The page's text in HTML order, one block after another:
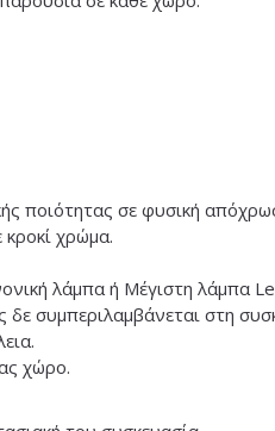
ποιότητας σε φυσική
χρώμα.
λάμπα ή Μέγιστη λάμπα
συμπεριλαμβάνεται στη
χώρο.